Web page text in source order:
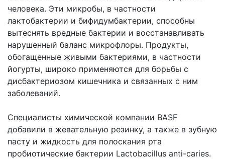
человека. Эти микробы, в частности
лактобактерии и бифидумбактерии, способны
вытеснять вредные бактерии и восстанавливать
нарушенный баланс микрофлоры. Продукты,
обогащенные живыми бактериями, в частности
йогурты, широко применяются для борьбы с
дисбактериозом кишечника и связанных с ним
заболеваний.
Специалисты химической компании BASF
добавили в жевательную резинку, а также в зубную
пасту и жидкость для полоскания рта
пробиотические бактерии Lactobacillus anti-caries.